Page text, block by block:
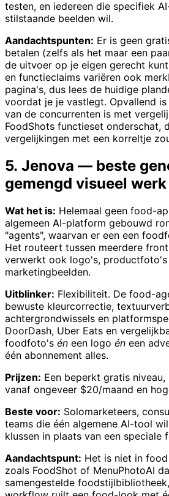
testen, en iedereen die specifiek
stilstaande beelden wil.
Aandachtspunten: Er is geen
betalen (zelfs als het maar een
de uitvoer op je eigen gerecht
en functieclaims variëren ook
pagina's, dus lees de huidige
voordat je je vastlegt. Opvallend
van de concurrenten is met
FoodShots functieset onderschat,
vergelijkingen met een korreltje
5. Jenova — beste
gemengd visueel werk
Wat het is: Helemaal geen food-
algemeen AI-platform gebouwd
"agents", waarvan er een een
Het routeert tussen meerdere
verwerkt ook logo's, productfoto's
marketingbeelden.
Uitblinker: Flexibiliteit. De food-
bewuste kleurcorrectie,
achtergrondwissels en
DoorDash, Uber Eats en
foodfoto's én een logo én een
één abonnement alles.
Prijzen: Een beperkt gratis
vanaf ongeveer $20/maand en
Beste voor: Solomarketeers,
teams die één algemene AI-tool
klussen in plaats van een speciale
Aandachtspunt: Het is niet in
zoals FoodShot of MenuPhotoAI
samengestelde